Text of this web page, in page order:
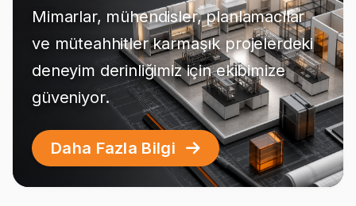
Mimarlar, mühendisler, planlamacılar
ve müteahhitler karmaşık projelerdeki
deneyim derinliğimiz için ekibimize
güveniyor.
Daha Fazla Bilgi